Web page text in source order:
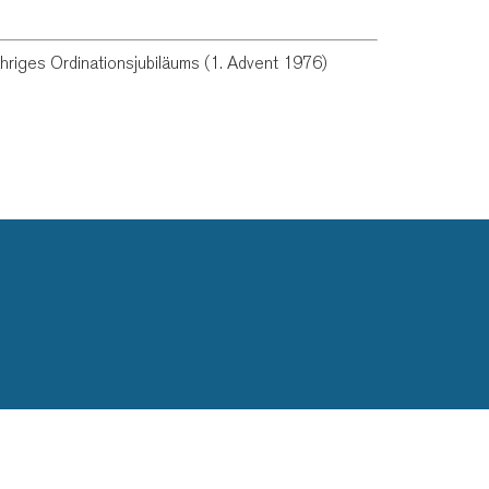
Ordinationsjubiläums (1. Advent 1976)